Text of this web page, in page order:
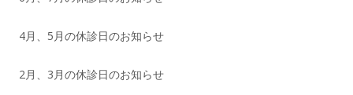
イ
ド
バ
4月、5月の休診日のお知らせ
2月、3月の休診日のお知らせ